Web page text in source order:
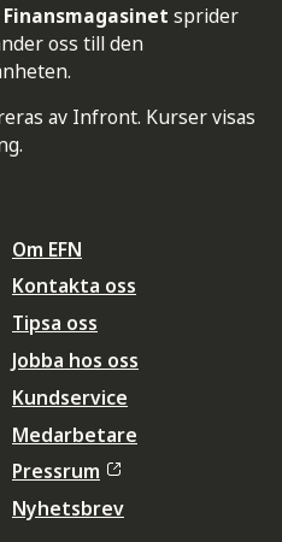
Finansmagasinet sprider
oss till den
av Infront. Kurser visas
Om EFN
Kontakta oss
Tipsa oss
Jobba hos oss
Kundservice
Medarbetare
Pressrum
Nyhetsbrev